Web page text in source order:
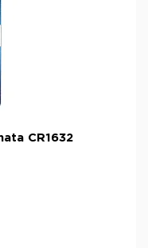
CR1632